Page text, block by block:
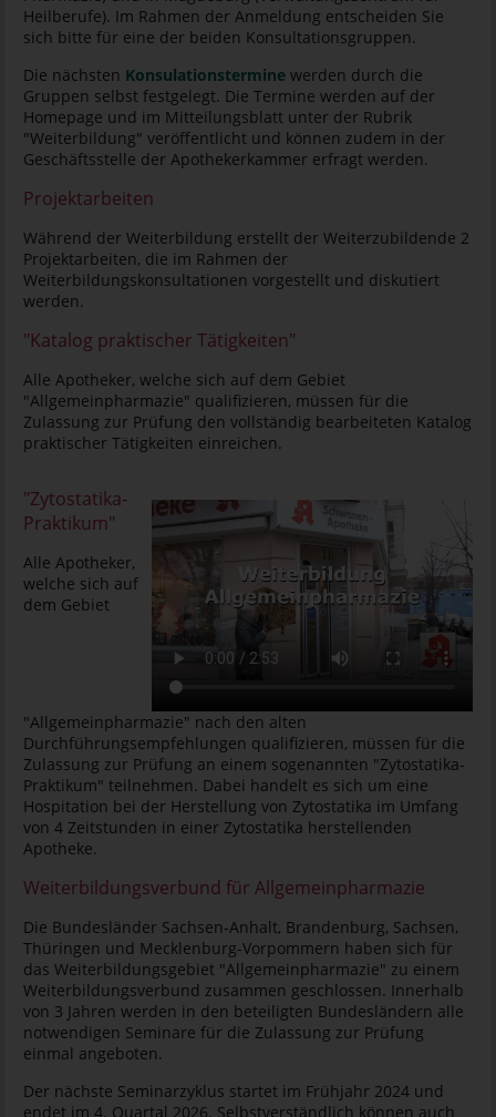
Heilberufe). Im Rahmen der Anmeldung entscheiden Sie
sich bitte für eine der beiden Konsultationsgruppen.
Die nächsten Konsulationstermine werden durch die
Gruppen selbst festgelegt. Die Termine werden auf der
Homepage und im Mitteilungsblatt unter der Rubrik
"Weiterbildung" veröffentlicht und können zudem in der
Geschäftsstelle der Apothekerkammer erfragt werden.
Projektarbeiten
Während der Weiterbildung erstellt der Weiterzubildende 2
Projektarbeiten, die im Rahmen der
Weiterbildungskonsultationen vorgestellt und diskutiert
werden.
"Katalog praktischer Tätigkeiten"
Alle Apotheker, welche sich auf dem Gebiet
"Allgemeinpharmazie" qualifizieren, müssen für die
Zulassung zur Prüfung den vollständig bearbeiteten Katalog
praktischer Tätigkeiten einreichen.
"Zytostatika-
Praktikum"
Alle Apotheker,
welche sich auf
dem Gebiet
"Allgemeinpharmazie" nach den alten
Durchführungsempfehlungen qualifizieren, müssen für die
Zulassung zur Prüfung an einem sogenannten "Zytostatika-
Praktikum" teilnehmen. Dabei handelt es sich um eine
Hospitation bei der Herstellung von Zytostatika im Umfang
von 4 Zeitstunden in einer Zytostatika herstellenden
Apotheke.
Weiterbildungsverbund für Allgemeinpharmazie
Die Bundesländer Sachsen-Anhalt, Brandenburg, Sachsen,
Thüringen und Mecklenburg-Vorpommern haben sich für
das Weiterbildungsgebiet "Allgemeinpharmazie" zu einem
Weiterbildungsverbund zusammen geschlossen. Innerhalb
von 3 Jahren werden in den beteiligten Bundesländern alle
notwendigen Seminare für die Zulassung zur Prüfung
einmal angeboten.
Der nächste Seminarzyklus startet im Frühjahr 2024 und
endet im 4. Quartal 2026. Selbstverständlich können auch